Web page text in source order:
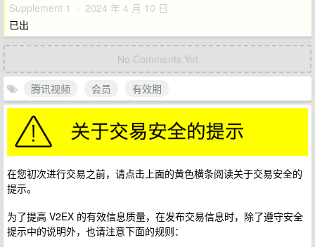
Supplement 1 · 2024 年 4 月 10 日
已出
No Comments Yet
腾讯视频 会员 有效期
在您初次进行交易之前，请点击上面的黄色横条阅读关于交易安全的
提示。
为了提高 V2EX 的有效信息质量，在发布交易信息时，除了遵守安全
提示中的说明外，也请注意下面的规则：